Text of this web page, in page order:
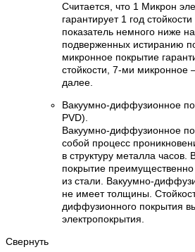
Считается, что 1 Микрон
гарантирует 1 год
показатель немного ниже
подверженных истиранию
микронное покрытие
стойкости, 7-ми микронное
далее.
Вакуумно-диффузионное
PVD).
Вакуумно-диффузионное
собой процесс
в структуру металла
покрытие
из стали. Вакуумно-
не имеет толщины.
диффузионного покрытия
электропокрытия.
Свернуть